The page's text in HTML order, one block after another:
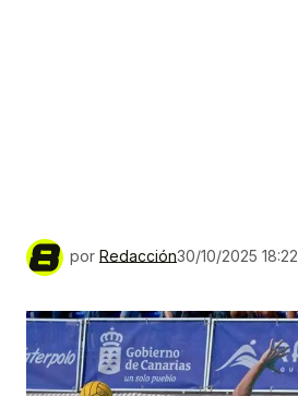
por Redacción30/10/2025 18:22